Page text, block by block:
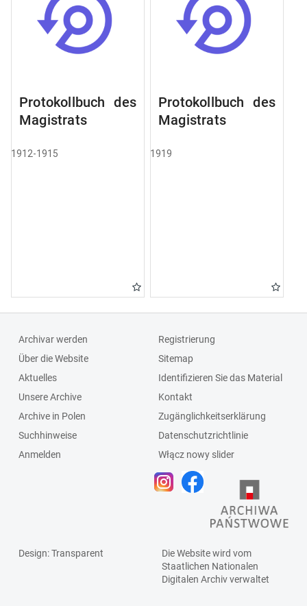
Protokollbuch des
Magistrats
1912-1915
Protokollbuch des
Magistrats
1919
Archivar werden
Über die Website
Aktuelles
Unsere Archive
Archive in Polen
Suchhinweise
Anmelden
Registrierung
Sitemap
Identifizieren Sie das Material
Kontakt
Zugänglichkeitserklärung
Datenschutzrichtlinie
Włącz nowy slider
Design: Transparent
Die Website wird vom
Staatlichen Nationalen
Digitalen Archivverwaltet